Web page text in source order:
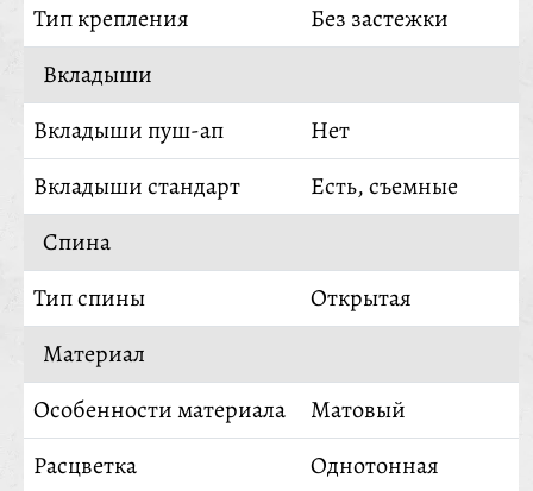
Тип крепления
Без застежки
Вкладыши
Вкладыши пуш-ап
Нет
Вкладыши стандарт
Есть, съемные
Спина
Тип спины
Открытая
Материал
Особенности материала
Матовый
Расцветка
Однотонная